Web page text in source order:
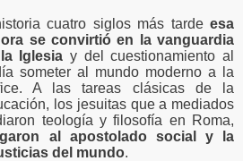
cuatro siglos más tarde esa
se convirtió en la vanguardia
Iglesia y del cuestionamiento al
someter al mundo moderno a la
A las tareas clásicas de la
los jesuitas que a mediados
teología y filosofía en Roma,
al apostolado social y la
del mundo.